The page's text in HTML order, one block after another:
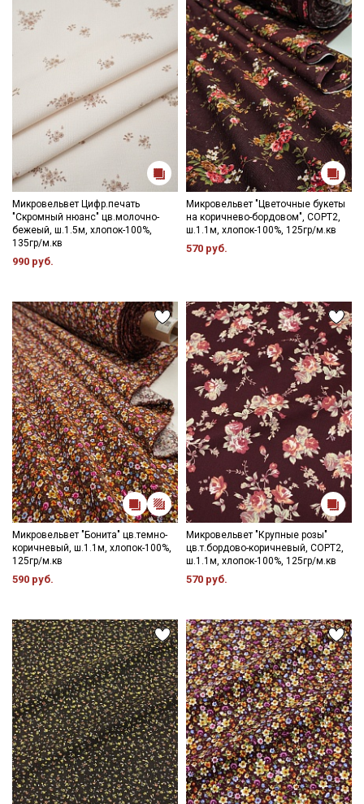
зависимости от партии.
Микровельвет Цифр.печать
"Скромный нюанс" цв.молочно-
бежеый, ш.1.5м, хлопок-100%,
135гр/м.кв
990 руб.
Микровельвет "Цветочные букеты
на коричнево-бордовом", СОРТ2,
ш.1.1м, хлопок-100%, 125гр/м.кв
570 руб.
Микровельвет "Бонита" цв.темно-
коричневый, ш.1.1м, хлопок-100%,
125гр/м.кв
590 руб.
Микровельвет "Крупные розы"
цв.т.бордово-коричневый, СОРТ2,
ш.1.1м, хлопок-100%, 125гр/м.кв
570 руб.
Секретная рассылка от Купава
Мы публикуем здесь дополнительные
промокоды и скидки до 30% на узкие
категории тканей
Электронная почта
Подписаться
Ознакомлен(а) сПолитикой обработки персональных
данныхи даюСогласие на обработку персональных
данных
ДаюСогласие на получение рекламных и
информационных рассылок